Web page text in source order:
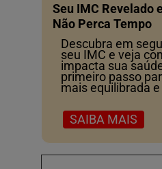
Seu IMC Revelado
Não Perca Tempo
Descubra em
seu IMC e veja
impacta sua
primeiro passo
mais equilibrada
SAIBA MAIS